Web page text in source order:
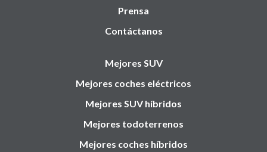
Prensa
Contáctanos
Mejores SUV
Mejores coches eléctricos
Mejores SUV híbridos
Mejores todoterrenos
Mejores coches híbridos